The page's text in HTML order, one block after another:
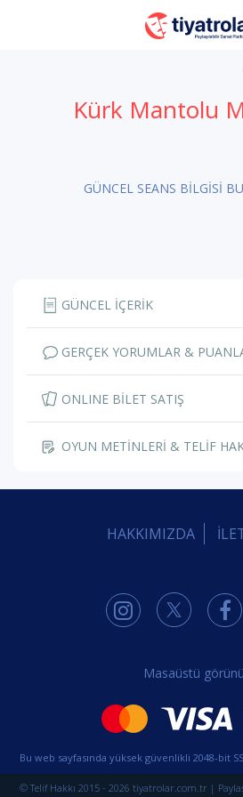
Kürk Mantolu
GÜNCEL SEANS BİLGİSİ
GÜNCEL İÇERİK
GERÇEK YORUMLAR &
ONLINE BİLET SATIŞ
OYUN METİNLERİ & TELİF
HAKKIMIZDA
Masaüstü
Bu web sayfasında yüksek güvenlikli 2048-bit
© Telif Hakkı 2015 - 2026 tiyatrolar.com.tr |